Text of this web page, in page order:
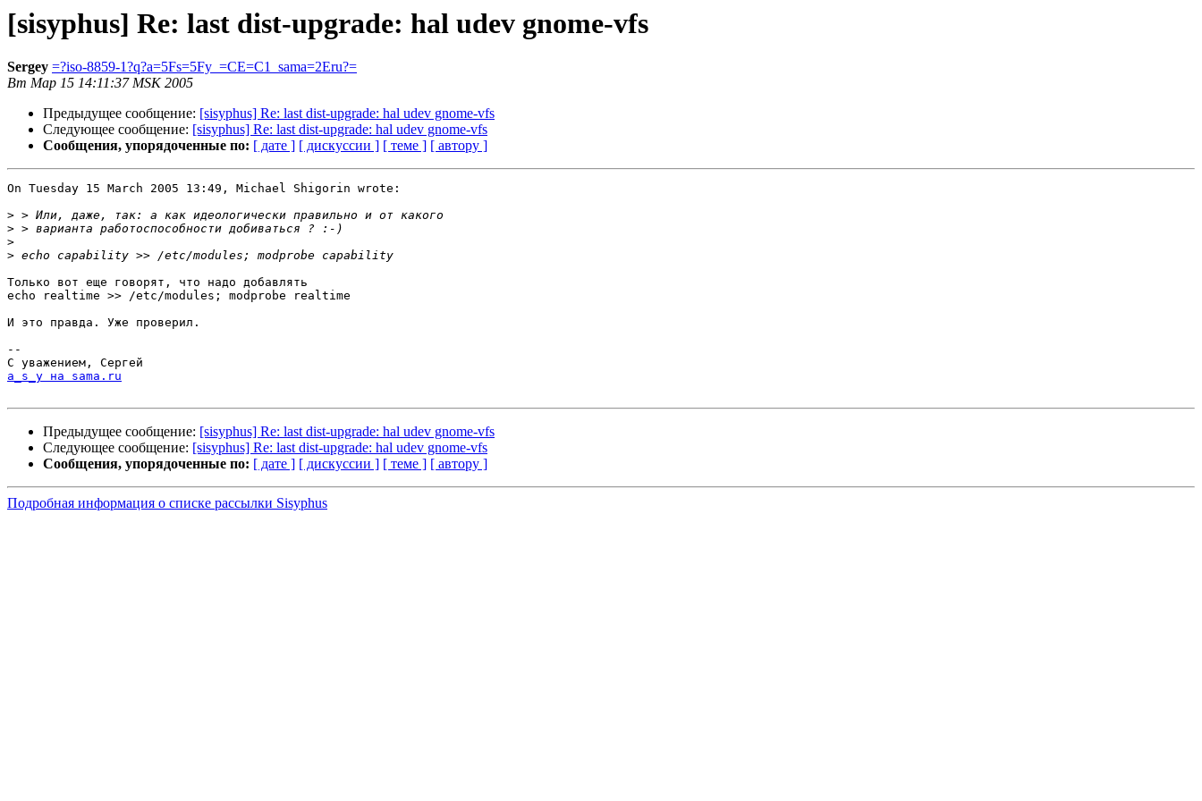
[sisyphus] Re: last dist-upgrade: hal udev gnome-vfs
Sergey =?iso-8859-1?q?a=5Fs=5Fy_=CE=C1_sama=2Eru?=
Вт Мар 15 14:11:37 MSK 2005
Предыдущее сообщение: [sisyphus] Re: last dist-upgrade: hal udev gnome-vfs
Следующее сообщение: [sisyphus] Re: last dist-upgrade: hal udev gnome-vfs
Сообщения, упорядоченные по: [ дате ] [ дискуссии ] [ теме ] [ автору ]
On Tuesday 15 March 2005 13:49, Michael Shigorin wrote:
>
>
>
>
Только вот еще говорят, что надо добавлять
echo realtime >> /etc/modules; modprobe realtime
И это правда. Уже проверил.
--
a_s_y на sama.ru
Предыдущее сообщение: [sisyphus] Re: last dist-upgrade: hal udev gnome-vfs
Следующее сообщение: [sisyphus] Re: last dist-upgrade: hal udev gnome-vfs
Сообщения, упорядоченные по: [ дате ] [ дискуссии ] [ теме ] [ автору ]
Подробная информация о списке рассылки Sisyphus